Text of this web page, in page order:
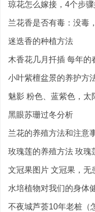
琼花怎么嫁接，4个步
兰花香是否有毒：没毒
迷迭香的种植方法
木香花几月扦插 每年的
小叶紫檀盆景的养护方
魅影 粉色、蓝紫色，太
黑眼苏珊过冬分析
兰花的养殖方法和注意
玫瑰莲的养殖方法 玫瑰
文冠果图片 文冠果，无
水培植物对我们的身体
不夜城芦荟10年老桩（